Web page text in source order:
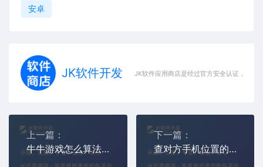
安卓
JK软件开发 JK软件应用商店是经过官方安全认证，保障
上一篇：
牛牛游戏怎么算法 牛牛游戏怎么算的
下一篇：
查对方手机位置的方法，怎样查找对方手机位置